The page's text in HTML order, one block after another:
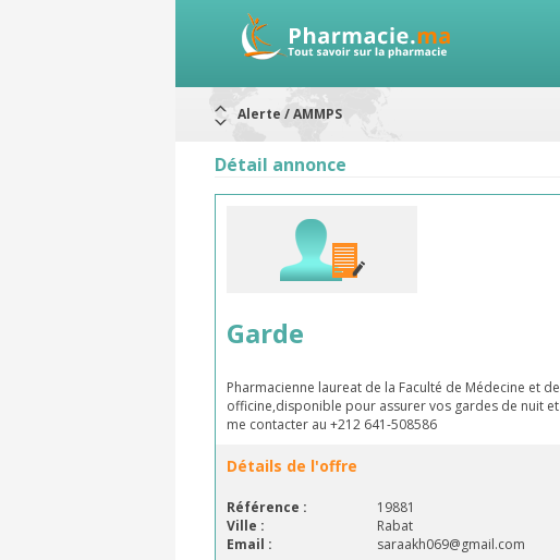
Alerte / AMMPS
ARRÊT DE COMMERCIALISATION
Rappel de lots : préparations lactées
Détail annonce
Garde
Pharmacienne laureat de la Faculté de Médecine et
officine,disponible pour assurer vos gardes de nuit
me contacter au +212 641-508586
Détails de l'offre
Référence : 19881
Ville :
Rabat
Email :
saraakh069@gmail.com